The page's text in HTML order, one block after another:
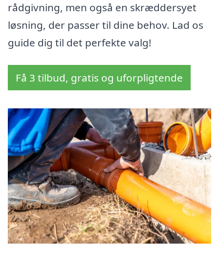
rådgivning, men også en skræddersyet
løsning, der passer til dine behov. Lad os
guide dig til det perfekte valg!
Få 3 tilbud, gratis og uforpligtende